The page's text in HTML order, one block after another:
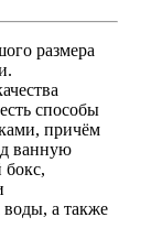
способы
причём
ванную
бокс,
воды, а также